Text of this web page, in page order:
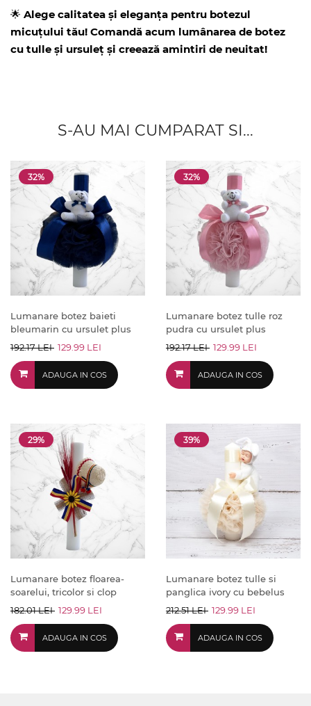
🌟 Alege calitatea și eleganța pentru botezul
micuțului tău! Comandă acum lumânarea de botez
cu tulle și ursuleț și creează amintiri de neuitat!
S-AU MAI CUMPARAT SI...
32%
Lumanare botez baieti
bleumarin cu ursulet plus
192.17 LEI 129.99 LEI
ADAUGA IN COS
32%
Lumanare botez tulle roz
pudra cu ursulet plus
192.17 LEI 129.99 LEI
ADAUGA IN COS
29%
Lumanare botez floarea-
soarelui, tricolor si clop
182.01 LEI 129.99 LEI
ADAUGA IN COS
39%
Lumanare botez tulle si
panglica ivory cu bebelus
212.51 LEI 129.99 LEI
ADAUGA IN COS